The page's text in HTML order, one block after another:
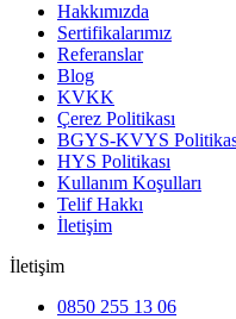
Hakkımızda
Sertifikalarımız
Referanslar
Blog
KVKK
Çerez Politikası
BGYS-KVYS
HYS Politikası
Kullanım Koşulları
Telif Hakkı
İletişim
İletişim
0850 255 13 06